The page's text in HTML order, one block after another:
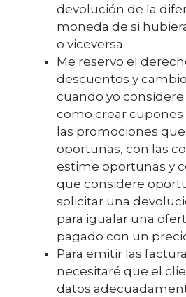
devolución de la
moneda de si
o viceversa.
Me reservo el
descuentos y
cuando yo
como crear
las promociones
oportunas, con las
estime oportunas y
que considere
solicitar una
para igualar una
pagado con un
Para emitir las
necesitaré que el
datos